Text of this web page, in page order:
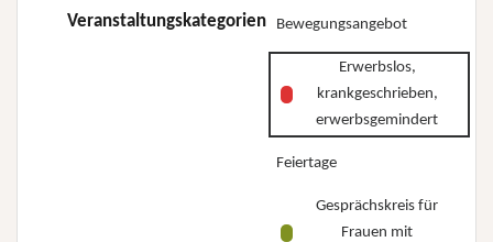
Veranstaltungskategorien Bewegungsangebot
Erwerbslos,
krankgeschrieben,
erwerbsgemindert
Feiertage
Gesprächskreis für
Frauen mit